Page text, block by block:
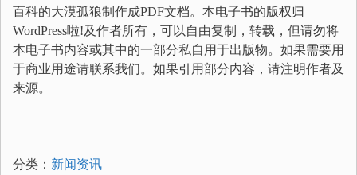
百科的大漠孤狼制作成PDF文档。本电子书的版权归
WordPress啦!及作者所有，可以自由复制，转载，但请勿将
本电子书内容或其中的一部分私自用于出版物。如果需要用
于商业用途请联系我们。如果引用部分内容，请注明作者及
来源。
分类： 新闻资讯